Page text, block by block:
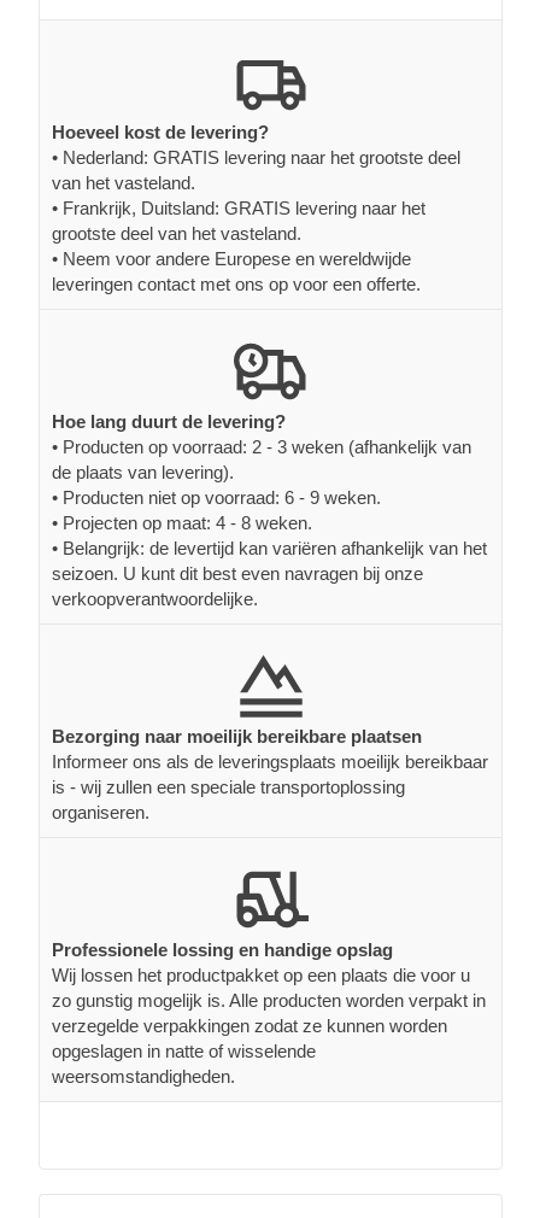
Hoeveel kost de levering?
• Nederland: GRATIS levering naar het grootste deel
van het vasteland.
• Frankrijk, Duitsland: GRATIS levering naar het
grootste deel van het vasteland.
• Neem voor andere Europese en wereldwijde
leveringen contact met ons op voor een offerte.
Hoe lang duurt de levering?
• Producten op voorraad: 2 - 3 weken (afhankelijk van
de plaats van levering).
• Producten niet op voorraad: 6 - 9 weken.
• Projecten op maat: 4 - 8 weken.
• Belangrijk: de levertijd kan variëren afhankelijk van het
seizoen. U kunt dit best even navragen bij onze
verkoopverantwoordelijke.
Bezorging naar moeilijk bereikbare plaatsen
Informeer ons als de leveringsplaats moeilijk bereikbaar
is - wij zullen een speciale transportoplossing
organiseren.
Professionele lossing en handige opslag
Wij lossen het productpakket op een plaats die voor u
zo gunstig mogelijk is. Alle producten worden verpakt in
verzegelde verpakkingen zodat ze kunnen worden
opgeslagen in natte of wisselende
weersomstandigheden.